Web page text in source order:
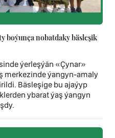
boýunça nobatdaky bäsleşik
ýerleşýän «Çynar»
merkezinde ýangyn-amaly
Bäsleşige bu ajaýyp
ybarat ýaş ýangyn